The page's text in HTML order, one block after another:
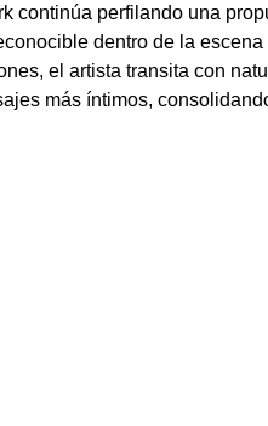
continúa perfilando una
dentro de la
el artista transita con
más íntimos,